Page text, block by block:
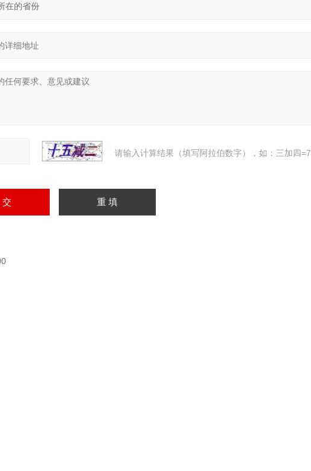
请输入计算结果（填写阿拉伯数字），如：三加四=7